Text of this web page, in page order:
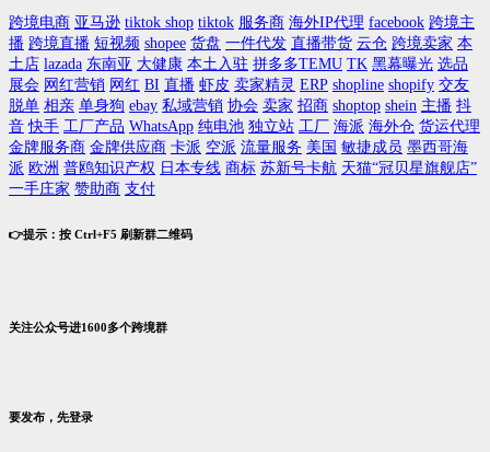
跨境电商 亚马逊 tiktok shop tiktok 服务商 海外IP代理 facebook 跨境主
播 跨境直播 短视频 shopee 货盘 一件代发 直播带货 云仓 跨境卖家 本
土店 lazada 东南亚 大健康 本土入驻 拼多多TEMU TK 黑幕曝光 选品
展会 网红营销 网红 BI 直播 虾皮 卖家精灵 ERP shopline shopify 交友
脱单 相亲 单身狗 ebay 私域营销 协会 卖家 招商 shoptop shein 主播 抖
音 快手 工厂产品 WhatsApp 纯电池 独立站 工厂 海派 海外仓 货运代理
金牌服务商 金牌供应商 卡派 空派 流量服务 美国 敏捷成员 墨西哥海
派 欧洲 普鸥知识产权 日本专线 商标 苏新号卡航 天猫“冠贝星旗舰店”
一手庄家 赞助商 支付
👉提示：按 Ctrl+F5 刷新群二维码
关注公众号进1600多个跨境群
要发布，先登录